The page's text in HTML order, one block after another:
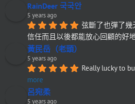
RainDeer 국국안
5 years ago
弦斷了也彈了
信任而且以後都能放心回顧的好
黃民岳（老頭）
5 years ago
Really lucky to
more
呂宛柔
5 years ago